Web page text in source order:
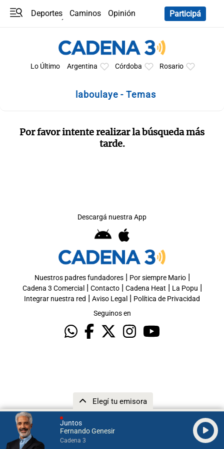
Juntos
Fernando Genesir
Cadena 3
Elegí tu emisora
Deportes Caminos
Opinión
Participá
Lo Último Argentina Córdoba Rosario
laboulaye - Temas
Por favor intente realizar la búsqueda más
tarde.
Descargá nuestra App
Nuestros padres fundadores| Por siempre Mario|
Cadena 3 Comercial | Contacto| Cadena Heat | La Popu |
Integrar nuestra red | Aviso Legal | Política de Privacidad
Seguinos en